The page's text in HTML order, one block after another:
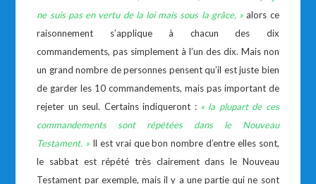
ne suis pas en vertu de la loi mais sous la grâce, » alors ce
raisonnement s’applique à chacun des dix
commandements, pas simplement à l’un des dix. Mais non
un grand nombre de personnes pensent qu’il est juste bien
de garder les 10 commandements, mais pas important de
rejeter un seul. Certains indiqueront : « la plupart de ces
commandements sont répétées dans le Nouveau
Testament. » Il est vrai que bon nombre d’entre elles sont,
le sabbat est répété très clairement dans le Nouveau
Testament par exemple, mais il y a une partie qui ne sont